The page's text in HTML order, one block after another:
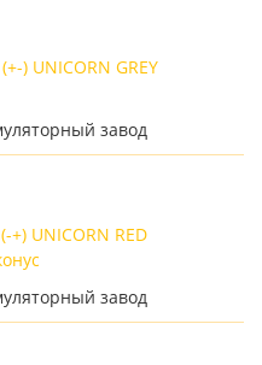
) UNICORN GREY
завод
+) UNICORN RED
завод